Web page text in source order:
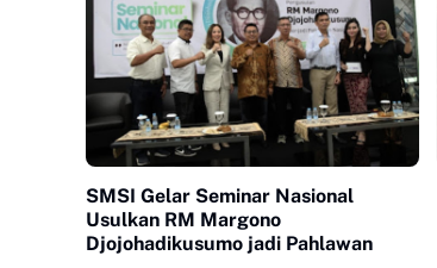
SMSI Gelar Seminar Nasional
Usulkan RM Margono
Djojohadikusumo jadi Pahlawan